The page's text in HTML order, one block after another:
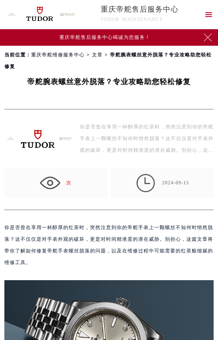
重庆帝舵售后服务中心
TUDOR MAINTENANCE

重庆帝舵售后服务中心竭诚为您服务！ 
当前位置： 重庆帝舵维修服务中心 > 文章 > 帝舵腕表螺丝意外脱落？专业攻略助您轻松
修复
帝舵腕表螺丝意外脱落？专业攻略助您轻松修复
你是否曾在享用一杯醇厚的红茶时，突然注意到你的帝舵
手表上一颗螺丝不知何时悄然脱落？这不仅仅是对手表外
观的破坏，更是对时间精准度的潜在威胁。别担心，这
次  2024-09-15
你是否曾在享用一杯醇厚的红茶时，突然注意到你的帝舵手表上一颗螺丝不知何时悄然脱
落？这不仅仅是对手表外观的破坏，更是对时间精准度的潜在威胁。别担心，这篇文章将
带你了解如何修复帝舵手表螺丝脱落的问题，以及在维修过程中可能需要的红茶般细腻的
维修工具。